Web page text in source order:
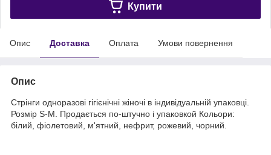
Купити
Опис Доставка Оплата Умови повернення
Опис
Стрінги одноразові гігієнічні жіночі в індивідуальній упаковці.
Розмір S-М. Продається по-штучно і упаковкой Кольори:
білий, фіолетовий, м'ятний, нефрит, рожевий, чорний.